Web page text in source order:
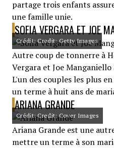
partage trois enfants
une famille unie.
SOFIA VERGARA ET JOE
Crédit: Credit: Getty Images
Autre coup de tonnerre à
Vergara et Joe
L'un des couples les plus
un terme à huit ans de
ARIANA GRANDE
Crédit: Credit: Cover Images
Ariana Grande est une
mettre un terme à son